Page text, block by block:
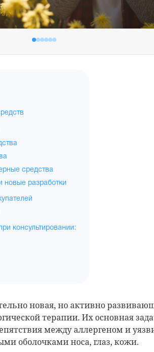
средства
разработки
консультировании:
новая, но активно
терапии. Их основная
между аллергеном и
оболочками носа, глаз, кожи.